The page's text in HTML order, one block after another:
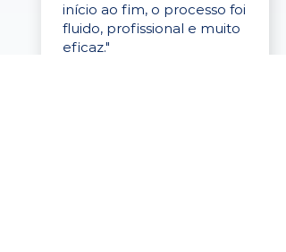
início ao fim, o processo foi
fluido, profissional e muito
eficaz."